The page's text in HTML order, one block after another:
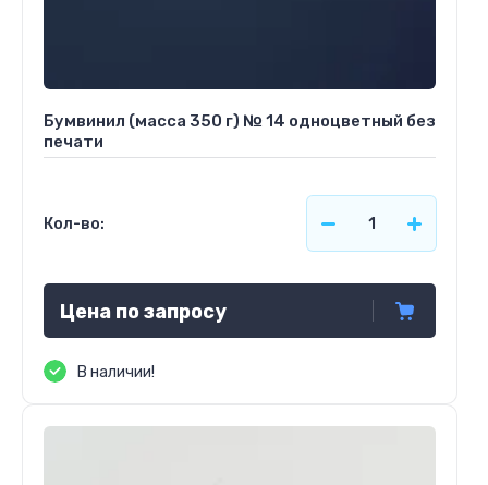
Бумвинил (масса 350 г) № 14 одноцветный без
печати
Кол-во:
Цена по запросу
В наличии!